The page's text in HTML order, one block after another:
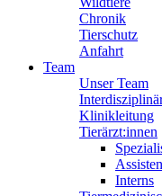
Chronik
Tierschutz
Anfahrt
Team
Unser Team
Klinikleitung
Tierärzt:innen
Interns